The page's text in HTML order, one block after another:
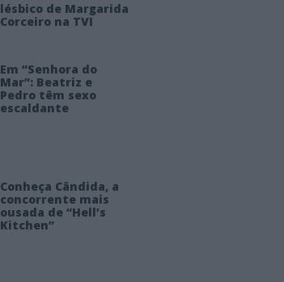
lésbico de Margarida
Corceiro na TVI
Em “Senhora do
Mar”: Beatriz e
Pedro têm sexo
escaldante
Conheça Cândida, a
concorrente mais
ousada de “Hell’s
Kitchen”